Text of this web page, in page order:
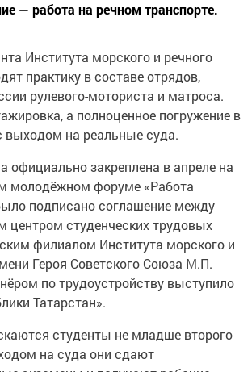
— работа на речном транспорте.
Института морского и речного
практику в составе отрядов,
рулевого-моториста и матроса.
а полноценное погружение в
выходом на реальные суда.
официально закреплена в апреле на
молодёжном форуме «Работа
подписано соглашение между
центром студенческих трудовых
филиалом Института морского и
Героя Советского Союза М.П.
по трудоустройству выступило
Татарстан».
студенты не младше второго
на суда они сдают